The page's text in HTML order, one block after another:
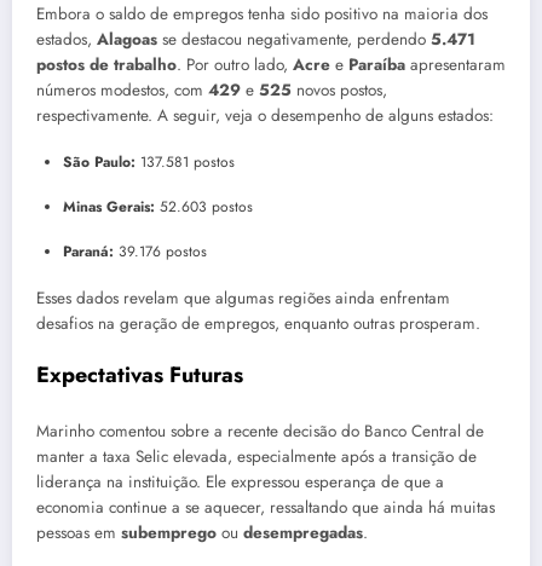
Embora o saldo de empregos tenha sido positivo na maioria dos
estados, Alagoas se destacou negativamente, perdendo 5.471
postos de trabalho. Por outro lado, Acre e Paraíba apresentaram
números modestos, com 429 e 525 novos postos,
respectivamente. A seguir, veja o desempenho de alguns estados:
São Paulo: 137.581 postos
Minas Gerais: 52.603 postos
Paraná: 39.176 postos
Esses dados revelam que algumas regiões ainda enfrentam
desafios na geração de empregos, enquanto outras prosperam.
Expectativas Futuras
Marinho comentou sobre a recente decisão do Banco Central de
manter a taxa Selic elevada, especialmente após a transição de
liderança na instituição. Ele expressou esperança de que a
economia continue a se aquecer, ressaltando que ainda há muitas
pessoas em subemprego ou desempregadas.